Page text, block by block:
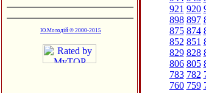
Ю.Молодій © 2000-2015
921 920
898 897
875 874
852 851
829 828
806 805
783 782
760 759